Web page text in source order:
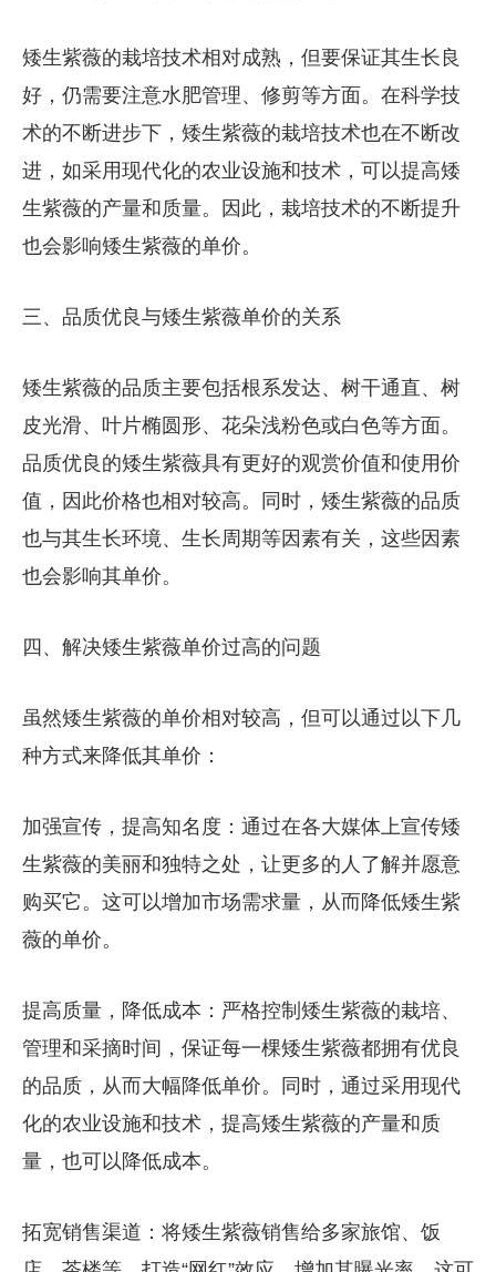
矮生紫薇的栽培技术相对成熟，但要保证其生长良
好，仍需要注意水肥管理、修剪等方面。在科学技
术的不断进步下，矮生紫薇的栽培技术也在不断改
进，如采用现代化的农业设施和技术，可以提高矮
生紫薇的产量和质量。因此，栽培技术的不断提升
也会影响矮生紫薇的单价。
三、品质优良与矮生紫薇单价的关系
矮生紫薇的品质主要包括根系发达、树干通直、树
皮光滑、叶片椭圆形、花朵浅粉色或白色等方面。
品质优良的矮生紫薇具有更好的观赏价值和使用价
值，因此价格也相对较高。同时，矮生紫薇的品质
也与其生长环境、生长周期等因素有关，这些因素
也会影响其单价。
四、解决矮生紫薇单价过高的问题
虽然矮生紫薇的单价相对较高，但可以通过以下几
种方式来降低其单价：
加强宣传，提高知名度：通过在各大媒体上宣传矮
生紫薇的美丽和独特之处，让更多的人了解并愿意
购买它。这可以增加市场需求量，从而降低矮生紫
薇的单价。
提高质量，降低成本：严格控制矮生紫薇的栽培、
管理和采摘时间，保证每一棵矮生紫薇都拥有优良
的品质，从而大幅降低单价。同时，通过采用现代
化的农业设施和技术，提高矮生紫薇的产量和质
量，也可以降低成本。
拓宽销售渠道：将矮生紫薇销售给多家旅馆、饭